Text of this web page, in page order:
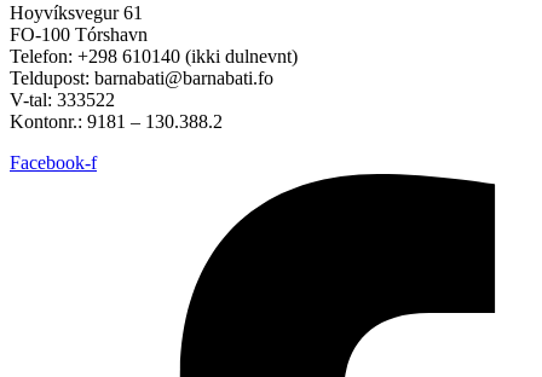
Hoyvíksvegur 61
FO-100 Tórshavn
Telefon: +298 610140 (ikki dulnevnt)
Teldupost: barnabati@barnabati.fo
V-tal: 333522
Kontonr.: 9181 – 130.388.2
Facebook-f